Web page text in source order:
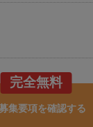
完全無料
集要項を確認する